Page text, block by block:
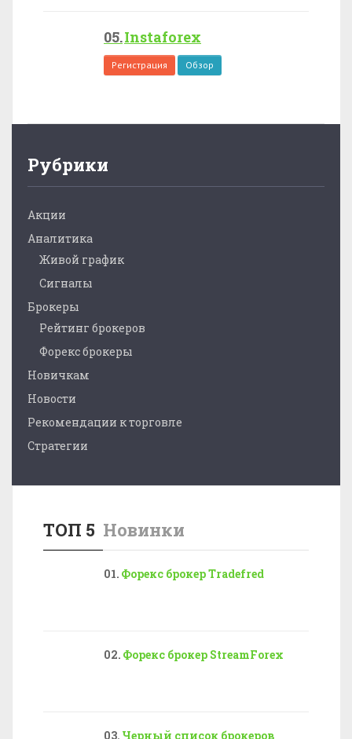
Instaforex
Регистрация Обзор
Рубрики
Акции
Аналитика
Живой график
Сигналы
Брокеры
Рейтинг брокеров
Форекс брокеры
Новичкам
Новости
Рекомендации к торговле
Стратегии
ТОП 5 Новинки
Форекс брокер Tradefred
Форекс брокер StreamForex
Черный список брокеров